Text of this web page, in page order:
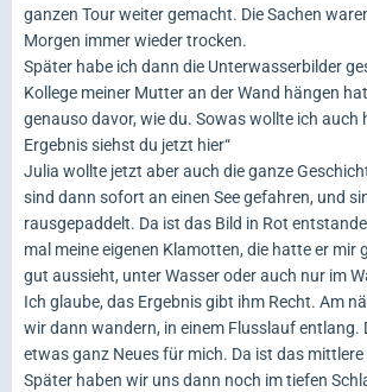
ganzen Tour weiter gemacht. Die Sachen
Morgen immer wieder trocken.
Später habe ich dann die Unterwasserbilder
Kollege meiner Mutter an der Wand hängen
genauso davor, wie du. Sowas wollte ich auch
Ergebnis siehst du jetzt hier“
Julia wollte jetzt aber auch die ganze
sind dann sofort an einen See gefahren, und
rausgepaddelt. Da ist das Bild in Rot
mal meine eigenen Klamotten, die hatte er mir
gut aussieht, unter Wasser oder auch nur im
Ich glaube, das Ergebnis gibt ihm Recht. Am
wir dann wandern, in einem Flusslauf entlang.
etwas ganz Neues für mich. Da ist das
Später haben wir uns dann noch im tiefen